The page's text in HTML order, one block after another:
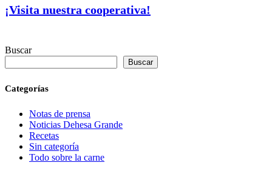
¡Visita nuestra cooperativa!
Buscar
Buscar
Categorías
Notas de prensa
Noticias Dehesa Grande
Recetas
Sin categoría
Todo sobre la carne